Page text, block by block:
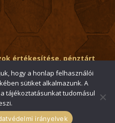
értékesítése, pénztárt
arpadfurdo.hu
Fürdő / Minden jog
hogy a honlap felhasználói
sütiket alkalmazunk. A
tájékoztatásunkat tudomásul
irányelvek